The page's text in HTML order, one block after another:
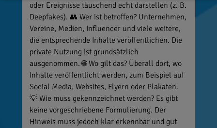
oder Ereignisse täuschend echt darstellen (z. B.
Deepfakes). 👥 Wer ist betroffen? Unternehmen,
Vereine, Medien, Influencer und viele weitere,
die entsprechende Inhalte veröffentlichen. Die
private Nutzung ist grundsätzlich
ausgenommen. 🌐 Wo gilt das? Überall dort, wo
Inhalte veröffentlicht werden, zum Beispiel auf
Social Media, Websites, Flyern oder Plakaten.
💡 Wie muss gekennzeichnet werden? Es gibt
keine vorgeschriebene Formulierung. Der
Hinweis muss jedoch klar erkennbar und gut